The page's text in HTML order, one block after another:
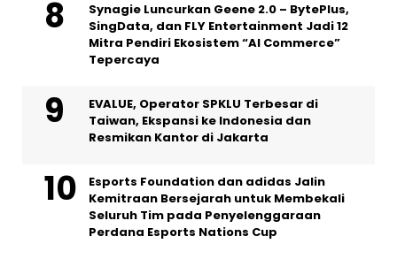
Synagie Luncurkan Geene 2.0 – BytePlus,
SingData, dan FLY Entertainment Jadi 12
Mitra Pendiri Ekosistem “AI Commerce”
Tepercaya
EVALUE, Operator SPKLU Terbesar di
Taiwan, Ekspansi ke Indonesia dan
Resmikan Kantor di Jakarta
Esports Foundation dan adidas Jalin
Kemitraan Bersejarah untuk Membekali
Seluruh Tim pada Penyelenggaraan
Perdana Esports Nations Cup